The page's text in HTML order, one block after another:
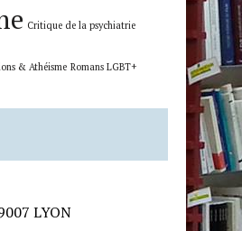
Critique de la psychiatrie
& Athéisme Romans LGBT+
LYON